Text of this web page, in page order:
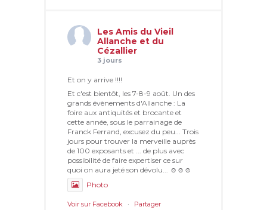
Les Amis du Vieil
Allanche et du
Cézallier
3 jours
Et on y arrive !!!!
Et c'est bientôt, les 7-8-9 août. Un des
grands évènements d'Allanche : La
foire aux antiquités et brocante et
cette année, sous le parrainage de
Franck Ferrand, excusez du peu... Trois
jours pour trouver la merveille auprès
de 100 exposants et ... de plus avec
possibilité de faire expertiser ce sur
quoi on aura jeté son dévolu... ☺☺☺
Photo
Voir sur Facebook · Partager